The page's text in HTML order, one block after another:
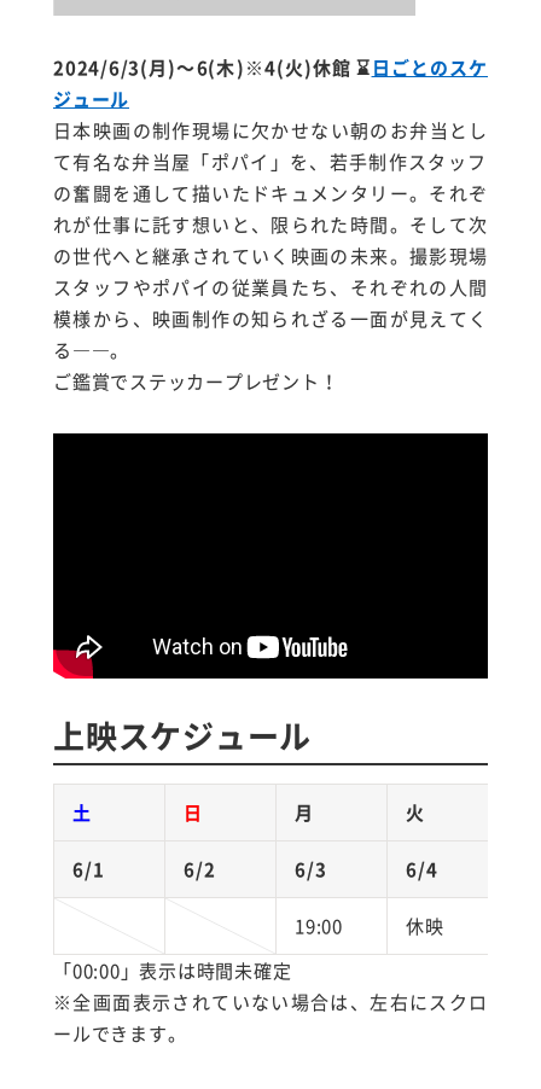
2024/6/3(月)～6(木)※4(火)休館 ⌛日ごとのスケ
ジュール
日本映画の制作現場に欠かせない朝のお弁当とし
て有名な弁当屋「ポパイ」を、 若手制作スタッフ
の奮闘を通して描いたドキュメンタリー。それぞ
れが仕事に託す想いと、限られた時間。そして次
の世代へと継承されていく映画の未来。撮影現場
スタッフやポパイの従業員たち、それぞれの人間
模様から、映画制作の知られざる一面が見えてく
る――。
ご鑑賞でステッカープレゼント！
上映スケジュール
土 日 月 火
6/1 6/2 6/3 6/4
19:00 休映
「00:00」表示は時間未確定
※全画面表示されていない場合は、左右にスクロ
ールできます。